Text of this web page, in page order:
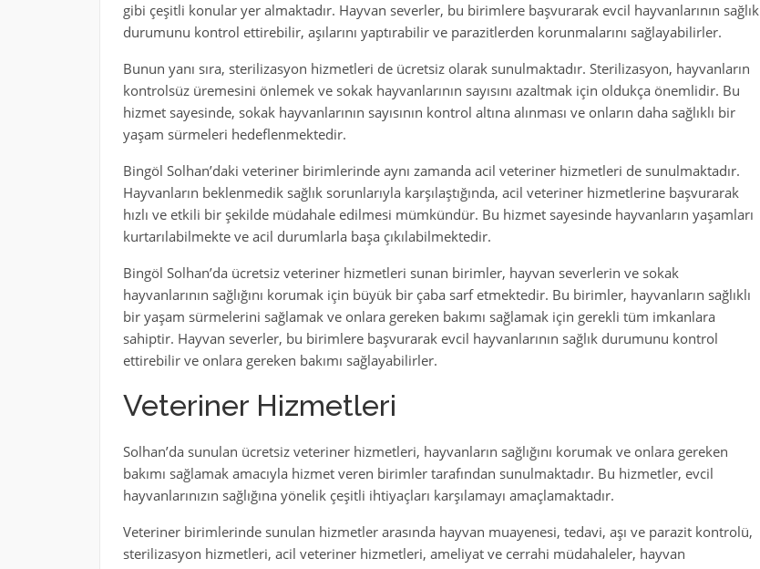
gibi çeşitli konular yer almaktadır. Hayvan severler, bu birimlere başvurarak evcil hayvanlarının sağlık
durumunu kontrol ettirebilir, aşılarını yaptırabilir ve parazitlerden korunmalarını sağlayabilirler.
Bunun yanı sıra, sterilizasyon hizmetleri de ücretsiz olarak sunulmaktadır. Sterilizasyon, hayvanların
kontrolsüz üremesini önlemek ve sokak hayvanlarının sayısını azaltmak için oldukça önemlidir. Bu
hizmet sayesinde, sokak hayvanlarının sayısının kontrol altına alınması ve onların daha sağlıklı bir
yaşam sürmeleri hedeflenmektedir.
Bingöl Solhan’daki veteriner birimlerinde aynı zamanda acil veteriner hizmetleri de sunulmaktadır.
Hayvanların beklenmedik sağlık sorunlarıyla karşılaştığında, acil veteriner hizmetlerine başvurarak
hızlı ve etkili bir şekilde müdahale edilmesi mümkündür. Bu hizmet sayesinde hayvanların yaşamları
kurtarılabilmekte ve acil durumlarla başa çıkılabilmektedir.
Bingöl Solhan’da ücretsiz veteriner hizmetleri sunan birimler, hayvan severlerin ve sokak
hayvanlarının sağlığını korumak için büyük bir çaba sarf etmektedir. Bu birimler, hayvanların sağlıklı
bir yaşam sürmelerini sağlamak ve onlara gereken bakımı sağlamak için gerekli tüm imkanlara
sahiptir. Hayvan severler, bu birimlere başvurarak evcil hayvanlarının sağlık durumunu kontrol
ettirebilir ve onlara gereken bakımı sağlayabilirler.
Veteriner Hizmetleri
Solhan’da sunulan ücretsiz veteriner hizmetleri, hayvanların sağlığını korumak ve onlara gereken
bakımı sağlamak amacıyla hizmet veren birimler tarafından sunulmaktadır. Bu hizmetler, evcil
hayvanlarınızın sağlığına yönelik çeşitli ihtiyaçları karşılamayı amaçlamaktadır.
Veteriner birimlerinde sunulan hizmetler arasında hayvan muayenesi, tedavi, aşı ve parazit kontrolü,
sterilizasyon hizmetleri, acil veteriner hizmetleri, ameliyat ve cerrahi müdahaleler, hayvan